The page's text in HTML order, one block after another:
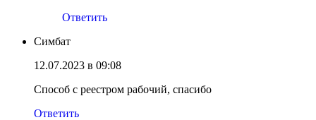
Ответить
Симбат
12.07.2023 в 09:08
Способ с реестром рабочий, спасибо
Ответить